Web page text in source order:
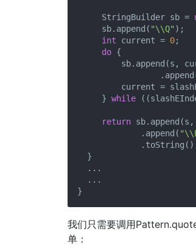
     StringBuilder sb =
     sb.append(
"\\Q" );
int current = 0;
do {
sb.append(s,
current =
     }
while
return
             .append(
  }
  ...
  ...
我们只需要调用
单：